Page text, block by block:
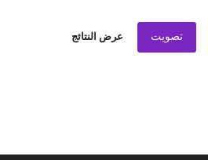
تصويت عرض النتائج